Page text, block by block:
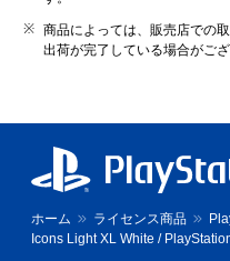
商品によっては、販売店での
出荷が完了している場合がご
ホーム ライセンス商品
Icons Light XL White /